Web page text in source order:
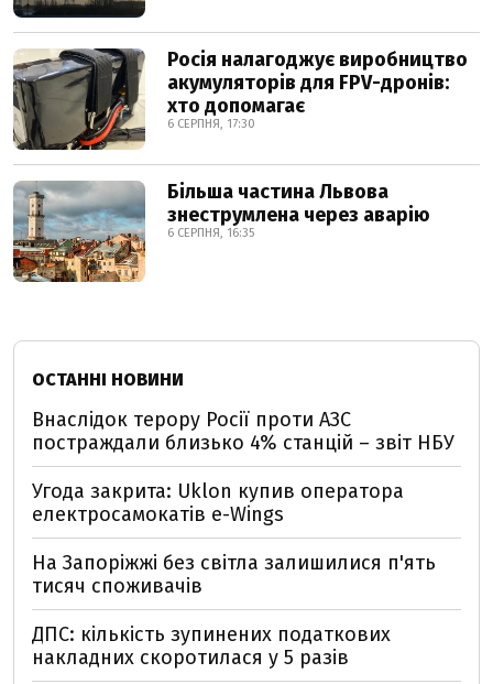
Росія налагоджує виробництво
акумуляторів для FPV-дронів:
хто допомагає
6 СЕРПНЯ, 17:30
Більша частина Львова
знеструмлена через аварію
6 СЕРПНЯ, 16:35
ОСТАННІ НОВИНИ
Внаслідок терору Росії проти АЗС
постраждали близько 4% станцій – звіт НБУ
Угода закрита: Uklon купив оператора
електросамокатів e-Wings
На Запоріжжі без світла залишилися п'ять
тисяч споживачів
ДПС: кількість зупинених податкових
накладних скоротилася у 5 разів